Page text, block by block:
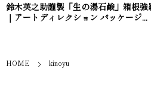
鈴木英之助謹製「生の湯石鹸」箱根
｜アートディレクション パッケージ...
HOME kinoyu